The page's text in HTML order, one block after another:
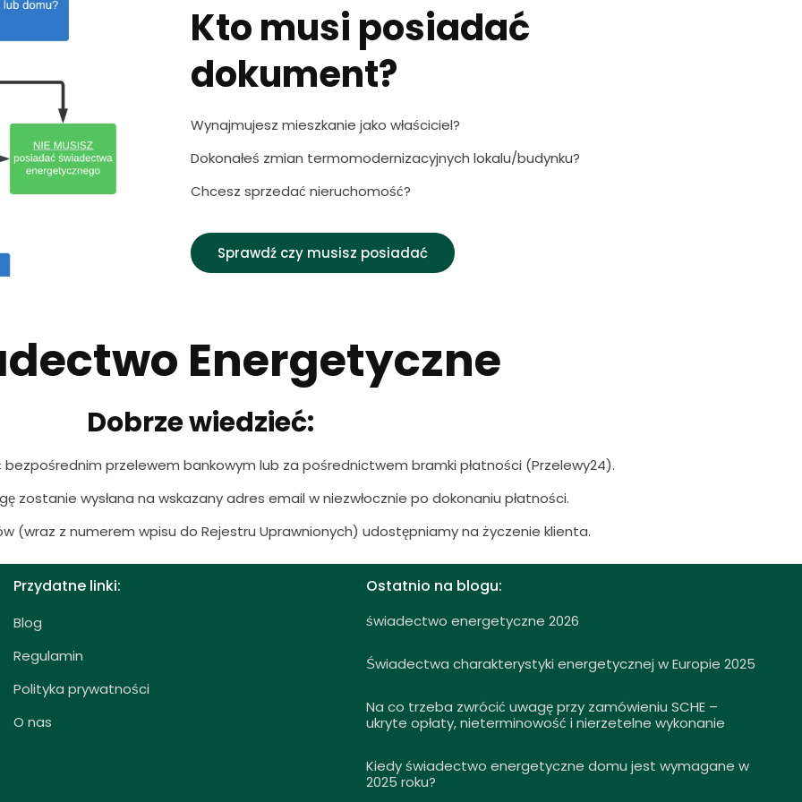
Kto musi posiadać
dokument?
Wynajmujesz mieszkanie jako właściciel?
Dokonałeś zmian termomodernizacyjnych lokalu/budynku?
Chcesz sprzedać nieruchomość?
Sprawdź czy musisz posiadać
Energetyczne
Dobrze wiedzieć:
bezpośrednim przelewem bankowym lub za pośrednictwem bramki płatności (Przelewy24).
zostanie wysłana na wskazany adres email w niezwłocznie po dokonaniu płatności.
(wraz z numerem wpisu do Rejestru Uprawnionych) udostępniamy na życzenie klienta.
Przydatne linki:
Blog
Regulamin
Polityka prywatności
O nas
Ostatnio na blogu:
świadectwo energetyczne 2026
Świadectwa charakterystyki energetycznej w Europie 2025
Na co trzeba zwrócić uwagę przy zamówieniu SCHE –
ukryte opłaty, nieterminowość i nierzetelne wykonanie
Kiedy świadectwo energetyczne domu jest wymagane w
2025 roku?